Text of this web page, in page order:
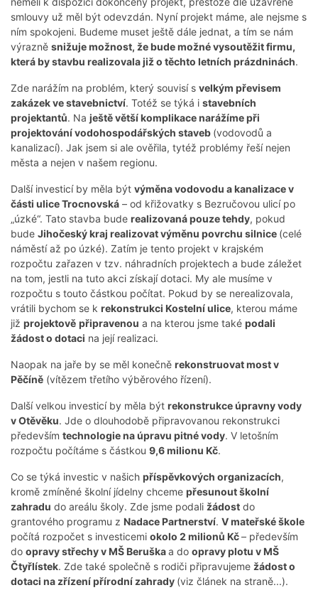
smlouvy už měl být odevzdán. Nyní projekt máme, ale nejsme s
ním spokojeni. Budeme muset ještě dále jednat, a tím se nám
výrazně snižuje možnost, že bude možné vysoutěžit firmu,
která by stavbu realizovala již o těchto letních prázdninách.
Zde narážím na problém, který souvisí s velkým převisem
zakázek ve stavebnictví. Totéž se týká i stavebních
projektantů. Na ještě větší komplikace narážíme při
projektování vodohospodářských staveb (vodovodů a
kanalizací). Jak jsem si ale ověřila, tytéž problémy řeší nejen
města a nejen v našem regionu.
Další investicí by měla být výměna vodovodu a kanalizace v
části ulice Trocnovská – od křižovatky s Bezručovou ulicí po
„úzké“. Tato stavba bude realizovaná pouze tehdy, pokud
bude Jihočeský kraj realizovat výměnu povrchu silnice (celé
náměstí až po úzké). Zatím je tento projekt v krajském
rozpočtu zařazen v tzv. náhradních projektech a bude záležet
na tom, jestli na tuto akci získají dotaci. My ale musíme v
rozpočtu s touto částkou počítat. Pokud by se nerealizovala,
vrátili bychom se k rekonstrukci Kostelní ulice, kterou máme
již projektově připravenou a na kterou jsme také podali
žádost o dotaci na její realizaci.
Naopak na jaře by se měl konečně rekonstruovat most v
Pěčíně (vítězem třetího výběrového řízení).
Další velkou investicí by měla být rekonstrukce úpravny vody
v Otěvěku. Jde o dlouhodobě připravovanou rekonstrukci
především technologie na úpravu pitné vody. V letošním
rozpočtu počítáme s částkou 9,6 milionu Kč.
Co se týká investic v našich příspěvkových organizacích,
kromě zmíněné školní jídelny chceme přesunout školní
zahradu do areálu školy. Zde jsme podali žádost do
grantového programu z Nadace Partnerství. V mateřské škole
počítá rozpočet s investicemi okolo 2 milionů Kč– především
do opravy střechy v MŠ Beruškaa do opravy plotu v MŠ
Čtyřlístek. Zde také společně s rodiči připravujeme žádost o
dotaci na zřízení přírodní zahrady (viz článek na straně...).